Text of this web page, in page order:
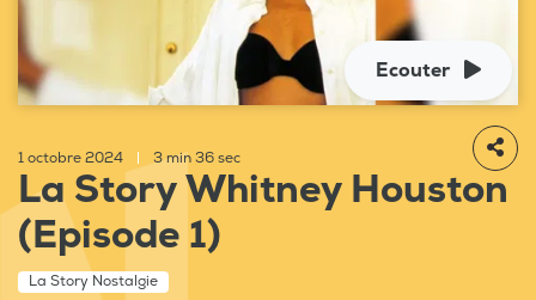
Ecouter
1 octobre 2024 3 min 36 sec
La Story Whitney Houston
(Episode 1)
La Story Nostalgie